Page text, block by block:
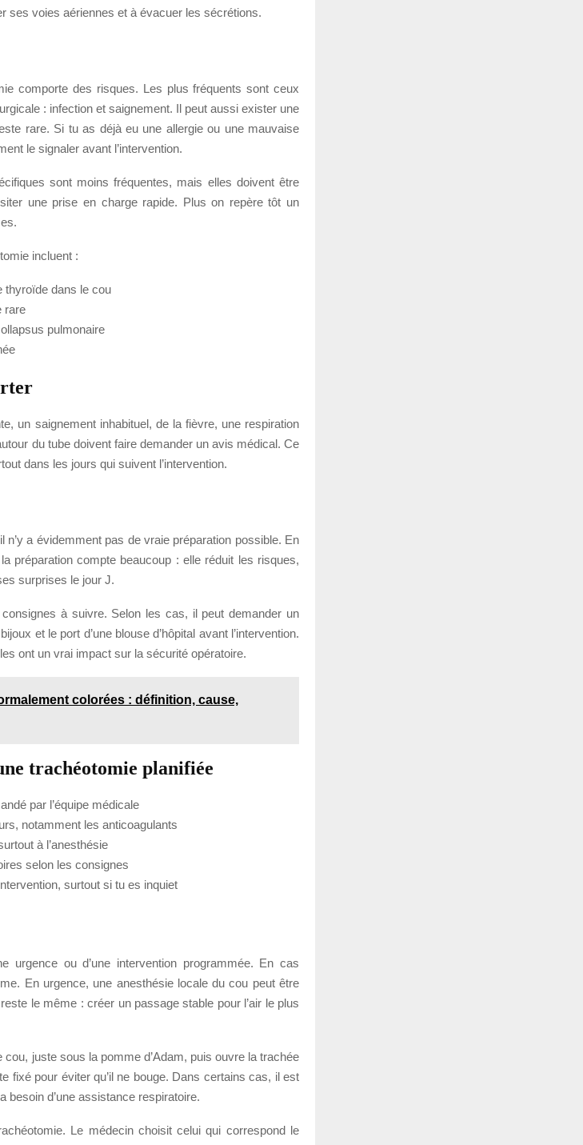
ses voies aériennes et à évacuer les sécrétions.
comporte des risques. Les plus fréquents sont ceux
: infection et saignement. Il peut aussi exister une
rare. Si tu as déjà eu une allergie ou une mauvaise
le signaler avant l’intervention.
sont moins fréquentes, mais elles doivent être
une prise en charge rapide. Plus on repère tôt un
incluent :
thyroïde dans le cou
rare
pulmonaire
un saignement inhabituel, de la fièvre, une respiration
du tube doivent faire demander un avis médical. Ce
dans les jours qui suivent l’intervention.
n’y a évidemment pas de vraie préparation possible. En
préparation compte beaucoup : elle réduit les risques,
surprises le jour J.
à suivre. Selon les cas, il peut demander un
et le port d’une blouse d’hôpital avant l’intervention.
ont un vrai impact sur la sécurité opératoire.
colorées : définition, cause,
trachéotomie planifiée
par l’équipe médicale
notamment les anticoagulants
à l’anesthésie
selon les consignes
surtout si tu es inquiet
urgence ou d’une intervention programmée. En cas
En urgence, une anesthésie locale du cou peut être
le même : créer un passage stable pour l’air le plus
juste sous la pomme d’Adam, puis ouvre la trachée
fixé pour éviter qu’il ne bouge. Dans certains cas, il est
besoin d’une assistance respiratoire.
Le médecin choisit celui qui correspond le